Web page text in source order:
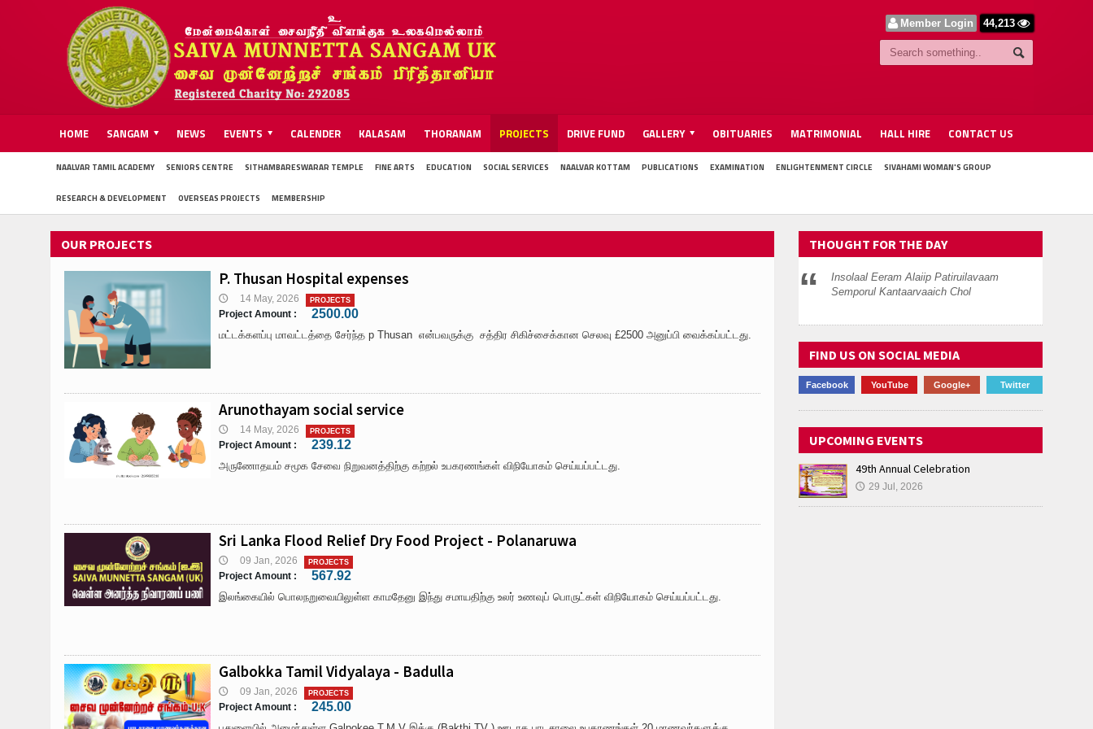
Member Login 44,213
HOME SANGAM NEWS EVENTS CALENDER KALASAM THORANAM PROJECTS DRIVE FUND GALLERY OBITUARIES MATRIMONIAL HALL HIRE CONTACT US
NAALVAR TAMIL ACADEMY SENIORS CENTRE SITHAMBARESWARAR TEMPLE FINE ARTS EDUCATION SOCIAL SERVICES NAALVAR KOTTAM PUBLICATIONS EXAMINATION ENLIGHTENMENT CIRCLE SIVAHAMI WOMAN'S GROUP
RESEARCH & DEVELOPMENT OVERSEAS PROJECTS MEMBERSHIP
OUR PROJECTS
P. Thusan Hospital expenses
🕔 14 May, 2026 PROJECTS
Project Amount : 2500.00
மட்டக்களப்பு மாவட்டத்தை சேர்ந்த p Thusan என்பவருக்கு சத்திர சிகிச்சைக்கான செலவு £2500 அனுப்பி வைக்கப்பட்டது.
Arunothayam social service
🕔 14 May, 2026 PROJECTS
Project Amount : 239.12
அருணோதயம் சமூக சேவை நிறுவனத்திற்கு கற்றல் உபகரணங்கள் விநியோகம் செய்யப்பட்டது.
Sri Lanka Flood Relief Dry Food Project - Polanaruwa
🕔 09 Jan, 2026 PROJECTS
Project Amount : 567.92
இலங்கையில் பொலநறுவையிலுள்ள காமதேனு இந்து சமாயதிற்கு உலர் உணவுப் பொருட்கள் விநியோகம் செய்யப்பட்டது.
Galbokka Tamil Vidyalaya - Badulla
🕔 09 Jan, 2026 PROJECTS
Project Amount : 245.00
THOUGHT FOR THE DAY
Insolaal Eeram Alaiip Patiruilavaam
Semporul Kantaarvaaich Chol
FIND US ON SOCIAL MEDIA
Facebook YouTube Google+ Twitter
UPCOMING EVENTS
49th Annual Celebration
🕔 29 Jul, 2026